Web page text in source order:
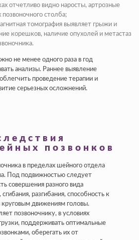
отчетливо видно наросты, артрозные
позвоночного столба;
томография выявляет грыжи и
корешков, наличие опухолей и метастаз
не менее одного раза в год
анализы. Раннее выявление
проведение терапии и
серьезных осложнений.
позвонков
в пределах шейного отдела
Под подвижностью следует
совершения разного вида
разгибания, способность к
движениям головы.
позвоночнику, в условиях
поддерживать оптимальные
оберегать их от